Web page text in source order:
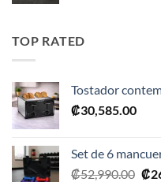
TOP RATED
Tostador
₡30,585.00
Set de 6
₡52,990.00 El
₡